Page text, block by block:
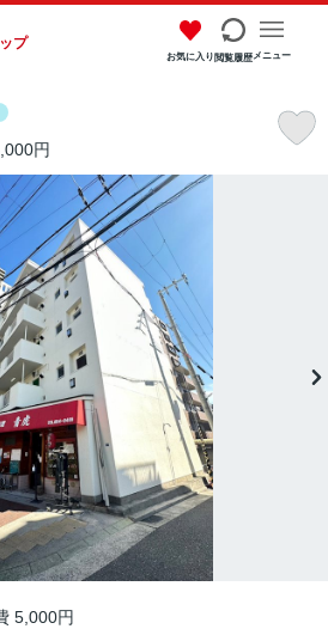
プ
お気に入り閲覧履歴メニュー
円
5,000円